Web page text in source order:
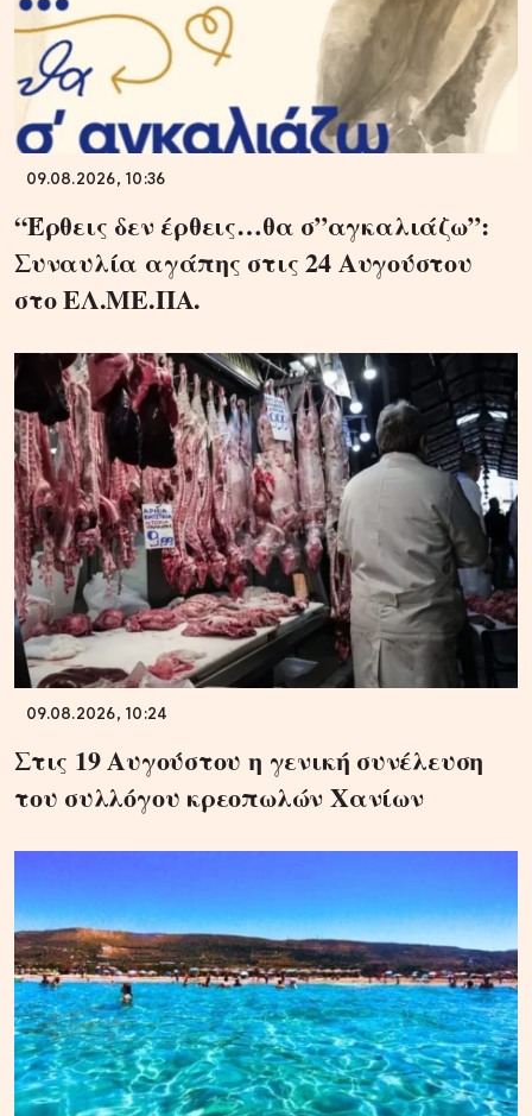
09.08.2026, 10:36
“Έρθεις δεν έρθεις…θα σ”αγκαλιάζω”:
Συναυλία αγάπης στις 24 Αυγούστου
στο ΕΛ.ΜΕ.ΠΑ.
09.08.2026, 10:24
Στις 19 Αυγούστου η γενική συνέλευση
του συλλόγου κρεοπωλών Χανίων